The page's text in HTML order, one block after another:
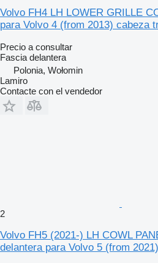
Volvo FH4 LH LOWER GRILLE
para Volvo 4 (from 2013) cabeza
Precio a consultar
Fascia delantera
Polonia, Wołomin
Lamiro
Contacte con el vendedor
2
Volvo FH5 (2021-) LH COWL
delantera para Volvo 5 (from